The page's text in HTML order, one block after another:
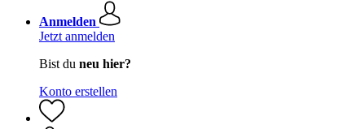
Anmelden
Jetzt anmelden
Bist du neu hier?
Konto erstellen